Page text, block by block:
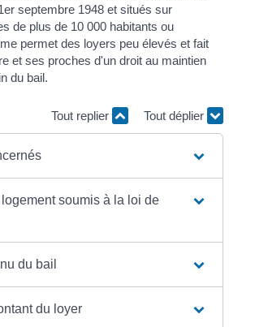
er septembre 1948 et situés sur
de plus de 10 000 habitants ou
permet des loyers peu élevés et fait
et ses proches d'un droit au maintien
du bail.
Tout replier Tout déplier
soumis à la loi de
du bail
du loyer